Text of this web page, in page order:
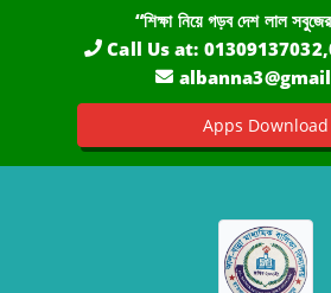
“শিক্ষা নিয়ে গড়ব দেশ লাল
Call Us at:
Apps Download